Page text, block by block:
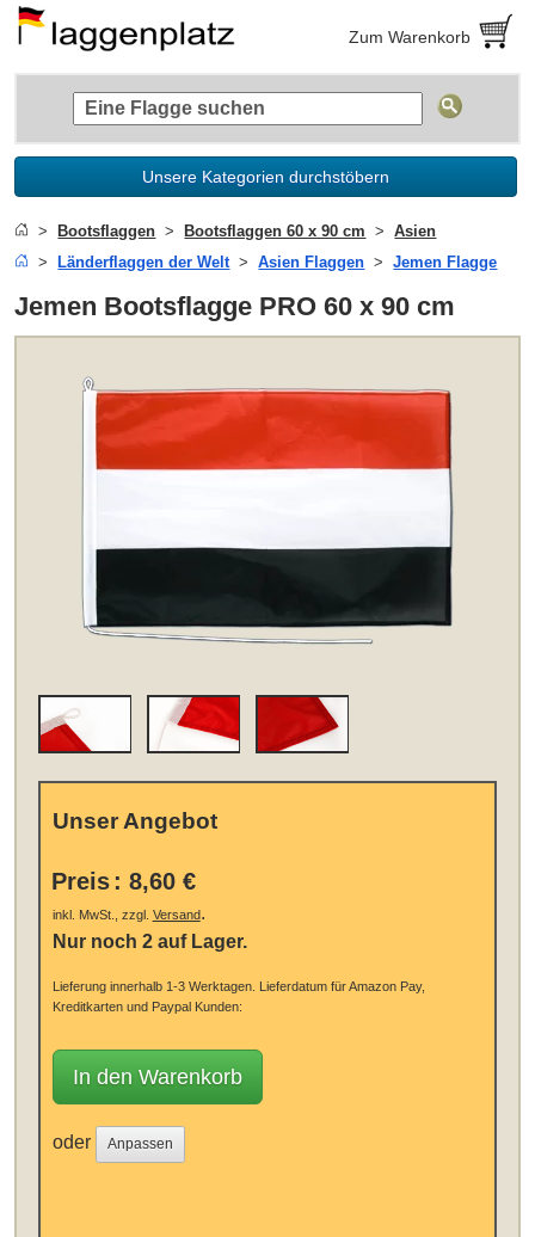
Zum Warenkorb
Unsere Kategorien durchstöbern
Bootsflaggen Bootsflaggen 60 x 90 cm
Asien
Länderflaggen der Welt
Asien Flaggen Jemen Flagge
Jemen Bootsflagge PRO 60 x 90 cm
Unser Angebot
Preis : 8,60 €
inkl. MwSt., zzgl. Versand.
Nur noch 2 auf Lager.
Lieferung innerhalb 1-3 Werktagen. Lieferdatum für Amazon Pay,
Kreditkarten und Paypal Kunden:
In den Warenkorb
oder Anpassen